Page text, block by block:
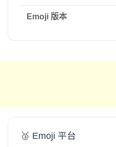
Emoji 版本
🥉 Emoji 平台